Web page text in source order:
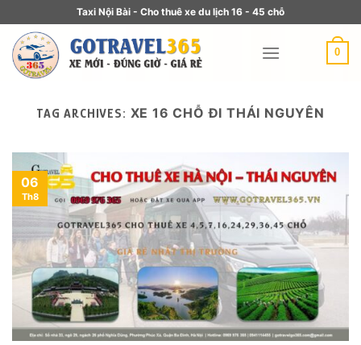
Taxi Nội Bài - Cho thuê xe du lịch 16 - 45 chỗ
0
TAG ARCHIVES: XE 16 CHỖ ĐI THÁI NGUYÊN
06
Th8